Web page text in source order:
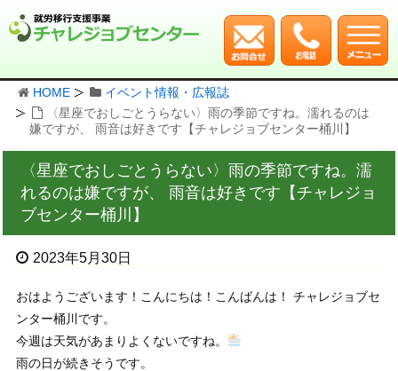
HOME
イベント情報・広報誌
〈星座でおしごとうらない〉雨の季節ですね。濡れるのは
嫌ですが、 雨音は好きです【チャレジョブセンター桶川】
〈星座でおしごとうらない〉雨の季節ですね。濡
れるのは嫌ですが、 雨音は好きです【チャレジョ
ブセンター桶川】
2023年5月30日
おはようございます！こんにちは！こんばんは！ チャレジョブセ
ンター桶川です。
今週は天気があまりよくないですね。
雨の日が続きそうです。